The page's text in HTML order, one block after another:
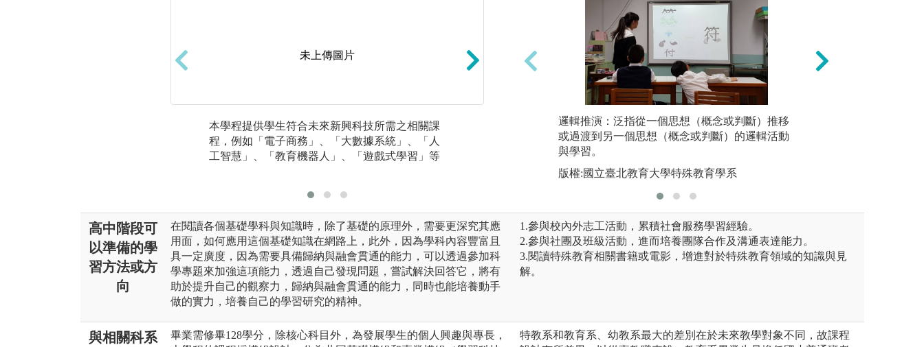
未上傳圖片
本學程提供學生符合未來新興科技所需之相關課
程，例如「電子商務」、「大數據系統」、「人
工智慧」、「教育機器人」、「遊戲式學習」等
未上傳圖片
可使用「未來教室」、「眼動實驗室」、「腦波
實驗室」、「數位典藏與數位出版實驗室」、
「資訊素養與數位學習實驗室」及「虛擬實境教
室」等相關設施。
邏輯推演：泛指從一個思想（概念或判斷）推移
或過渡到另一個思想（概念或判斷）的邏輯活動
與學習。
版權:國立臺北教育大學特殊教育學系
高中階段可
以準備的學
習方法或方
向
在閱讀各個基礎學科與知識時，除了基礎的原理外，需要更深究其應
用面，如何應用這個基礎知識在網路上，此外，因為學科內容豐富且
具一定廣度，因為需要具備歸納與融會貫通的能力，可以透過參加科
學專題來加強這項能力，透過自己發現問題，嘗試解決回答它，將有
助於提升自己的觀察力，歸納與融會貫通的能力，同時也能培養動手
做的實力，培養自己的學習研究的精神。
1.參與校內外志工活動，累積社會服務學習經驗。
2.參與社團及班級活動，進而培養團隊合作及溝通表達能力。
3.閱讀特殊教育相關書籍或電影，增進對於特殊教育領域的知識與見
解。
與相關科系
畢業需修畢128學分，除核心科目外，為發展學生的個人興趣與專長，
特教系和教育系、幼教系最大的差別在於未來教學對象不同，故課程